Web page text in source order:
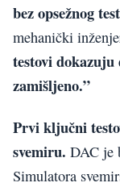
bez opsežnog
mehanički
testovi
zamišljeno.”
Prvi ključni
svemiru. DAC je
Simulatora